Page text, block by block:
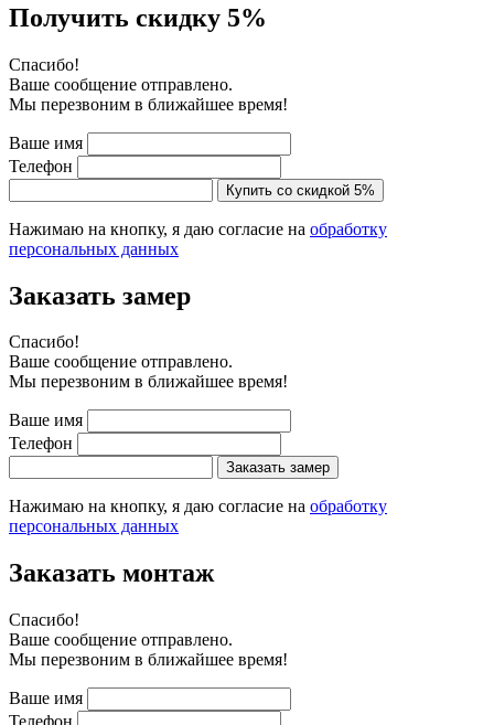
Получить скидку 5%
Cпасибо!
Ваше сообщение отправлено.
Мы перезвоним в ближайшее время!
Ваше имя
Телефон
Купить со скидкой 5%
Нажимаю на кнопку, я даю согласие на обработку
персональных данных
Заказать замер
Cпасибо!
Ваше сообщение отправлено.
Мы перезвоним в ближайшее время!
Ваше имя
Телефон
Заказать замер
Нажимаю на кнопку, я даю согласие на обработку
персональных данных
Заказать монтаж
Cпасибо!
Ваше сообщение отправлено.
Мы перезвоним в ближайшее время!
Ваше имя